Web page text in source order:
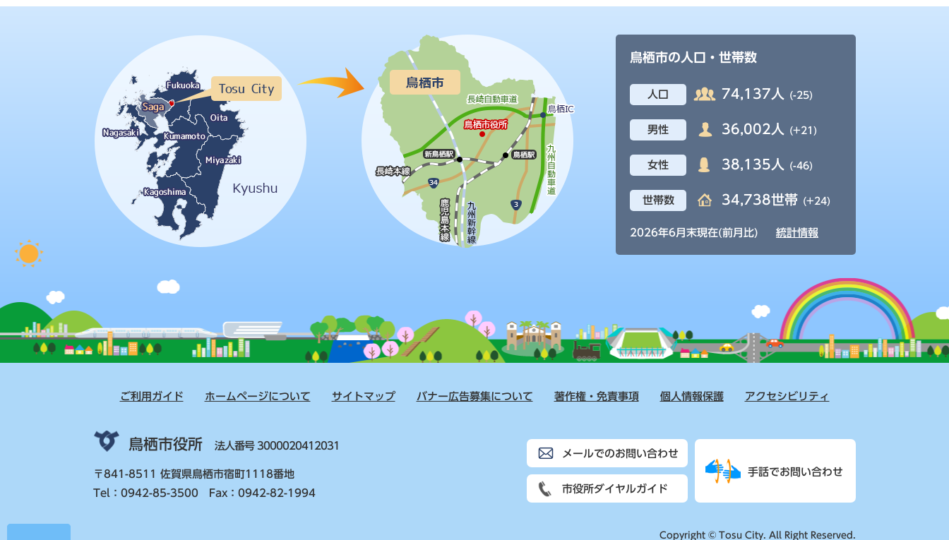
鳥栖市の人口・世帯数
人口 74,137人 (-25)
男性 36,002人 (+21)
女性 38,135人 (-46)
世帯数 34,738世帯 (+24)
2026年6月末現在(前月比) 統計情報
ご利用ガイド ホームページについて サイトマップ バナー広告募集について 著作権・免責事項 個人情報保護 アクセシビリティ
鳥栖市役所 法人番号 3000020412031
〒841-8511 佐賀県鳥栖市宿町1118番地
Tel：0942-85-3500 Fax：0942-82-1994
メールでのお問い合わせ
市役所ダイヤルガイド
手話でお問い合わせ
Copyright © Tosu City. All Right Reserved.